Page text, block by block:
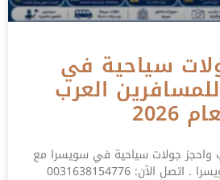
سياحية في
العرب
2026
واحجز جولات سياحية في سويسرا مع
الآن: 0031638154776